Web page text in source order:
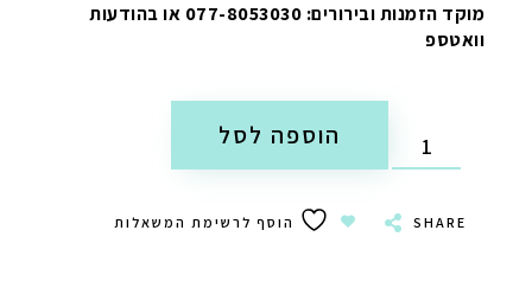
מוקד הזמנות ובירורים: 077-8053030 או בהודעות
וואטספ
הוספה לסל
SHARE הוסף לרשימת המשאלות